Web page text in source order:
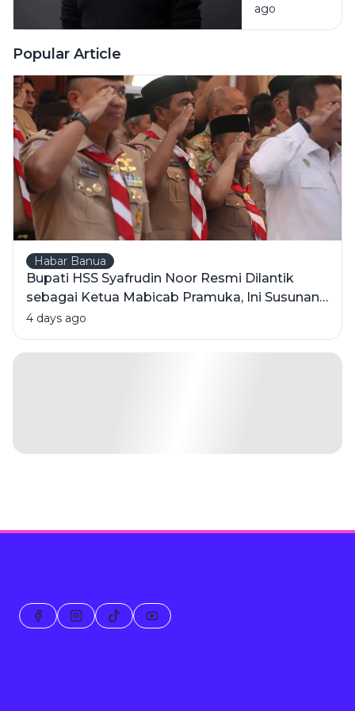
Gates
Indonesia"
Bikin
Geleng-
Geleng
Kepala
ago
Popular Article
Habar Banua
Bupati HSS Syafrudin Noor Resmi Dilantik
sebagai Ketua Mabicab Pramuka, Ini Susunan
Pengurus 2025-2030
4 days ago